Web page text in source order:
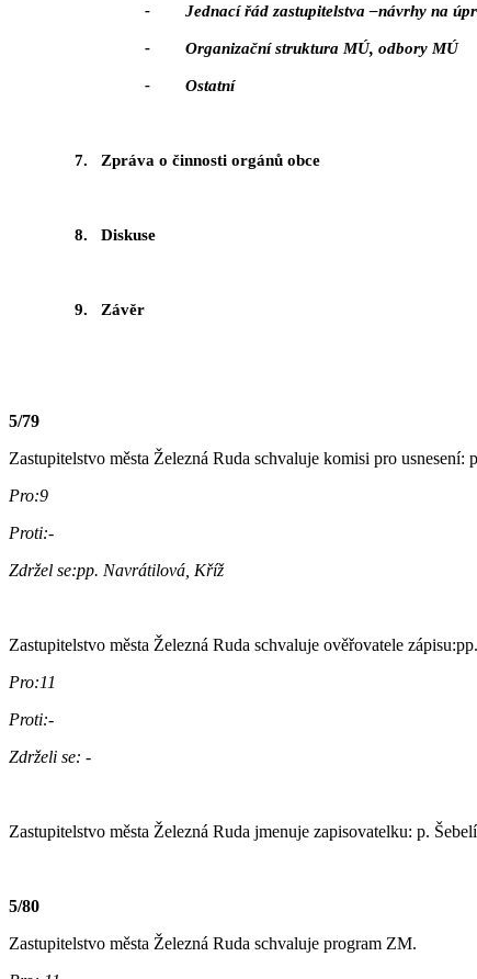
- Jednací řád zastupitelstva –návrhy na
- Organizační struktura MÚ, odbory MÚ
- Ostatní
7. Zpráva o činnosti orgánů obce
8. Diskuse
9. Závěr
5/79
Zastupitelstvo města Železná Ruda schvaluje komisi pro
Pro:9
Proti:-
Zdržel se:pp. Navrátilová, Kříž
Zastupitelstvo města Železná Ruda schvaluje ověřovatele
Pro:11
Proti:-
Zdrželi se: -
Zastupitelstvo města Železná Ruda jmenuje zapisovatelku: p.
5/80
Zastupitelstvo města Železná Ruda schvaluje program ZM.